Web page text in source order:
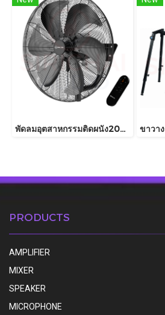
พัดลมอุตสาหกรรมติดผนัง20นิ้ว SMART TECH รุ่น GL-55-4
PRODUCTS
AMPLIFIER
MIXER
SPEAKER
MICROPHONE